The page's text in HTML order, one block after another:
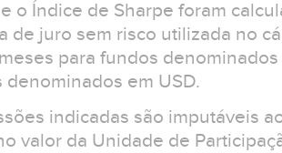
o Índice de Sharpe foram
de juro sem risco utilizada no
para fundos
denominados em USD.
indicadas são imputáveis
valor da Unidade de